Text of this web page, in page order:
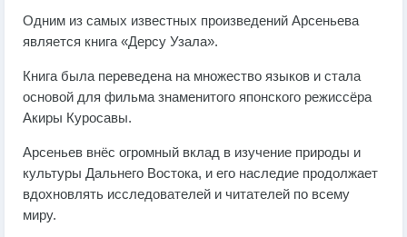
Одним из самых известных произведений Арсеньева
является книга «Дерсу Узала».
Книга была переведена на множество языков и стала
основой для фильма знаменитого японского режиссёра
Акиры Куросавы.
Арсеньев внёс огромный вклад в изучение природы и
культуры Дальнего Востока, и его наследие продолжает
вдохновлять исследователей и читателей по всему
миру.